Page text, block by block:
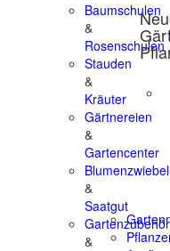
Baumschulen
&
Rosenschulen
Stauden
&
Kräuter
Gärtnereien
&
Gartencenter
&
Saatgut
Gartenzubehör
&